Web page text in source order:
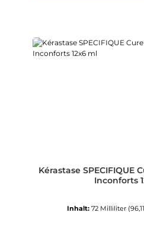
Kérastase SPECIFIQUE
Inconforts
Inhalt: 72 Milliliter